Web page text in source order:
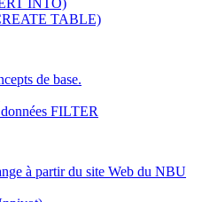
TABLE)
de base.
FILTER
à partir du site Web du NBU